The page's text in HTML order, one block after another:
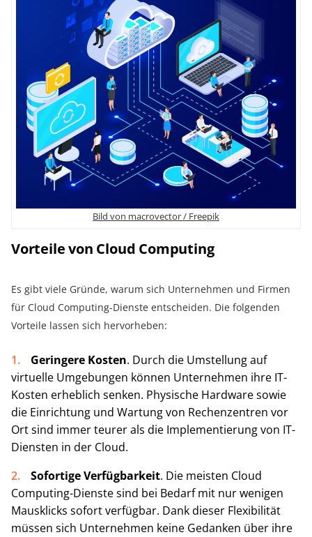
Bild von macrovector / Freepik
Vorteile von Cloud Computing
Es gibt viele Gründe, warum sich Unternehmen und Firmen
für Cloud Computing-Dienste entscheiden. Die folgenden
Vorteile lassen sich hervorheben:
Geringere Kosten. Durch die Umstellung auf
virtuelle Umgebungen können Unternehmen ihre IT-
Kosten erheblich senken. Physische Hardware sowie
die Einrichtung und Wartung von Rechenzentren vor
Ort sind immer teurer als die Implementierung von IT-
Diensten in der Cloud.
Sofortige Verfügbarkeit. Die meisten Cloud
Computing-Dienste sind bei Bedarf mit nur wenigen
Mausklicks sofort verfügbar. Dank dieser Flexibilität
müssen sich Unternehmen keine Gedanken über ihre